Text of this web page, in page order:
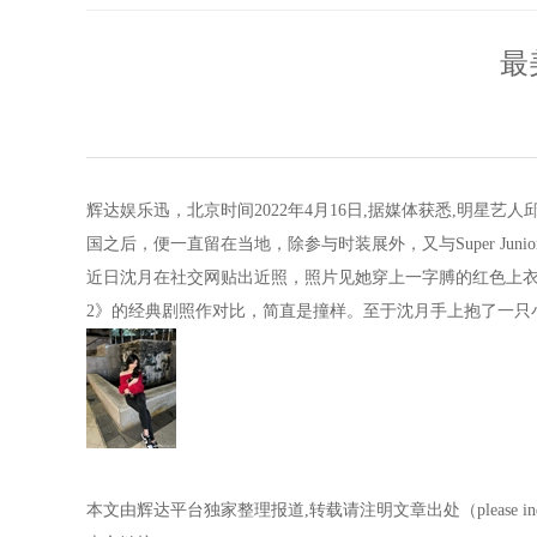
最
辉达娱乐迅，北京时间2022年4月16日,据媒体获悉,明星艺
国之后，便一直留在当地，除参与时装展外，又与Super
近日沈月在社交网贴出近照，照片见她穿上一字膊的红色上
2》的经典剧照作对比，简直是撞样。至于沈月手上抱了一
本文由辉达平台独家整理报道,转载请注明文章出处（please